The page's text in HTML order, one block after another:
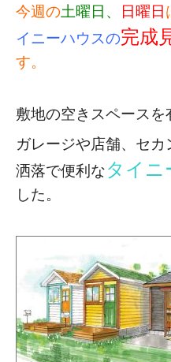
今週の土曜日、 日曜日
イニーハウスの完成
す。
敷地の空きスペースを
ガレージや店舗、セ
洒落で便利なタイニ
した。